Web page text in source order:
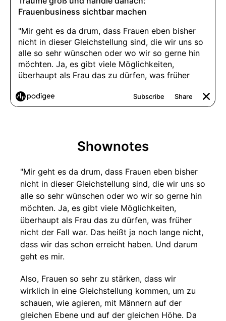
Shownotes
"Mir geht es da drum, dass Frauen eben bisher
nicht in dieser Gleichstellung sind, die wir uns so
alle so sehr wünschen oder wo wir so gerne hin
möchten. Ja, es gibt viele Möglichkeiten,
überhaupt als Frau das zu dürfen, was früher
nicht der Fall war. Das heißt ja noch lange nicht,
dass wir das schon erreicht haben. Und darum
geht es mir.
Also, Frauen so sehr zu stärken, dass wir
wirklich in eine Gleichstellung kommen, um zu
schauen, wie agieren, mit Männern auf der
gleichen Ebene und auf der gleichen Höhe. Da